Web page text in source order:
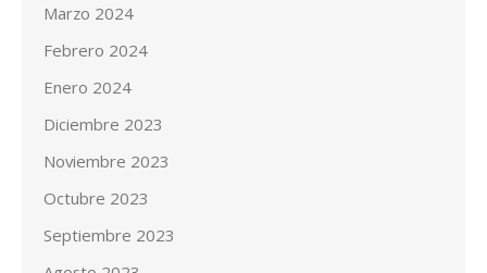
Marzo 2024
Febrero 2024
Enero 2024
Diciembre 2023
Noviembre 2023
Octubre 2023
Septiembre 2023